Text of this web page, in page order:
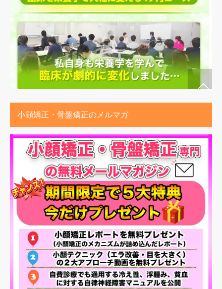
小顔矯正・骨盤矯正のメルマガ